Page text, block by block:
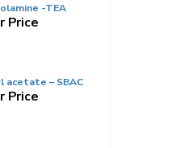
-TEA
Price
acetate – SBAC
Price